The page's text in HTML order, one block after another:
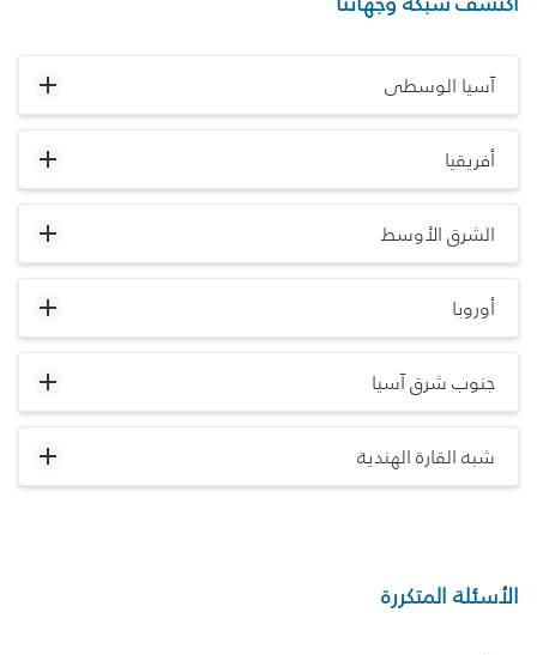
آسيا الوسطى
أفريقيا
الشرق الأوسط
أوروبا
جنوب شرق آسيا
شبه القارة الهندية
الأسئلة المتكررة